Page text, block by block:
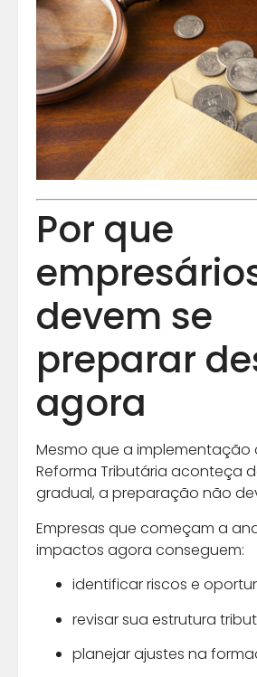
Por que
devem se
preparar
agora
Mesmo que a
Reforma Tributária aconteça
gradual, a preparação não
Empresas que começam a
impactos agora conseguem:
identificar riscos e
revisar sua estrutura
planejar ajustes na